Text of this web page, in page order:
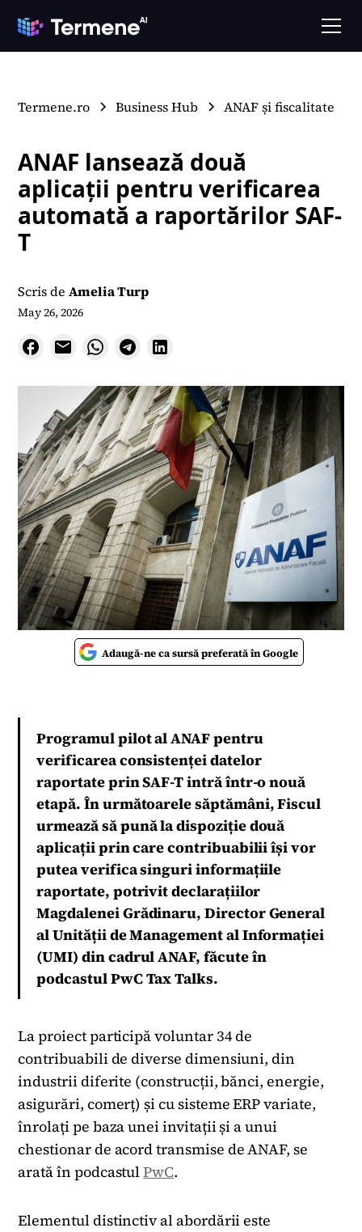
Termene.ro Business Hub ANAF și fiscalitate
ANAF lansează două
aplicații pentru verificarea
automată a raportărilor SAF-
T
Scris de Amelia Turp
May 26, 2026
Adaugă-ne ca sursă preferată în Google
Programul pilot al ANAF pentru
verificarea consistenței datelor
raportate prin SAF-T intră într-o nouă
etapă. În următoarele săptămâni, Fiscul
urmează să pună la dispoziție două
aplicații prin care contribuabilii își vor
putea verifica singuri informațiile
raportate, potrivit declarațiilor
Magdalenei Grădinaru, Director General
al Unității de Management al Informației
(UMI) din cadrul ANAF, făcute în
podcastul PwC Tax Talks.
La proiect participă voluntar 34 de
contribuabili de diverse dimensiuni, din
industrii diferite (construcții, bănci, energie,
asigurări, comerț) și cu sisteme ERP variate,
înrolați pe baza unei invitații și a unui
chestionar de acord transmise de ANAF, se
arată în podcastulPwC.
Elementul distinctiv al abordării este